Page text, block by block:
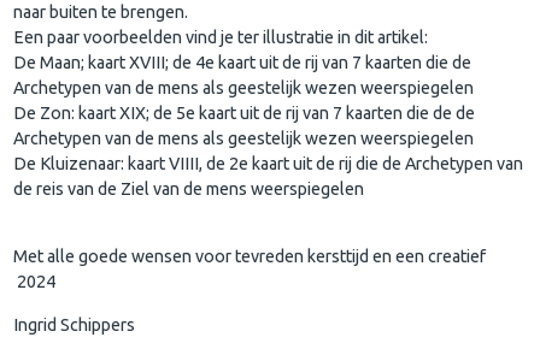
naar buiten te brengen.
Een paar voorbeelden vind je ter illustratie in dit artikel:
De Maan; kaart XVIII; de 4e kaart uit de rij van 7 kaarten die de
Archetypen van de mens als geestelijk wezen weerspiegelen
De Zon: kaart XIX; de 5e kaart uit de rij van 7 kaarten die de de
Archetypen van de mens als geestelijk wezen weerspiegelen
De Kluizenaar: kaart VIIII, de 2e kaart uit de rij die de Archetypen van
de reis van de Ziel van de mens weerspiegelen
Met alle goede wensen voor tevreden kersttijd en een creatief
2024
Ingrid Schippers